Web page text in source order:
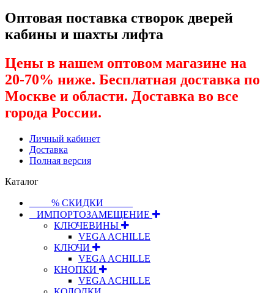
Оптовая поставка створок дверей
кабины и шахты лифта
Цены в нашем оптовом магазине на
20-70% ниже. Бесплатная доставка по
Москве и области. Доставка во все
города России.
Личный кабинет
Доставка
Полная версия
Каталог
⠀⠀⠀% СКИДКИ⠀⠀⠀⠀
⠀ИМПОРТОЗАМЕЩЕНИЕ
КЛЮЧЕВИНЫ
VEGA ACHILLE
КЛЮЧИ
VEGA ACHILLE
КНОПКИ
VEGA ACHILLE